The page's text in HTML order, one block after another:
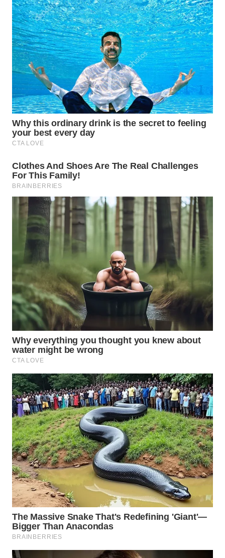
WN
KARAWANG
WN
BEKASI
WN
BOGOR
WN
DEPOK
WN
TAPANULI
WN
SAMOSIR
PADANG
LAWAS
WN
SUMEDANG
WN
CIANJUR
WN
KEPULAUAN
SERIBU
WN
TANGERANG
WN
BINJAI
WN
CIREBON
WN